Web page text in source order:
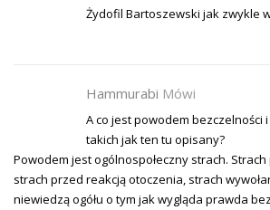
Żydofil Bartoszewski jak zwykle
Hammurabi Mówi
A co jest powodem bezczelności
takich jak ten tu opisany?
Powodem jest ogólnospołeczny strach.
strach przed reakcją otoczenia, strach
niewiedzą ogółu o tym jak wygląda prawda